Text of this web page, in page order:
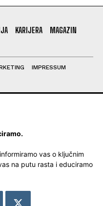
KARIJERA
MAGAZIN
IMPRESSUM
vas o ključnim
na putu rasta i educiramo